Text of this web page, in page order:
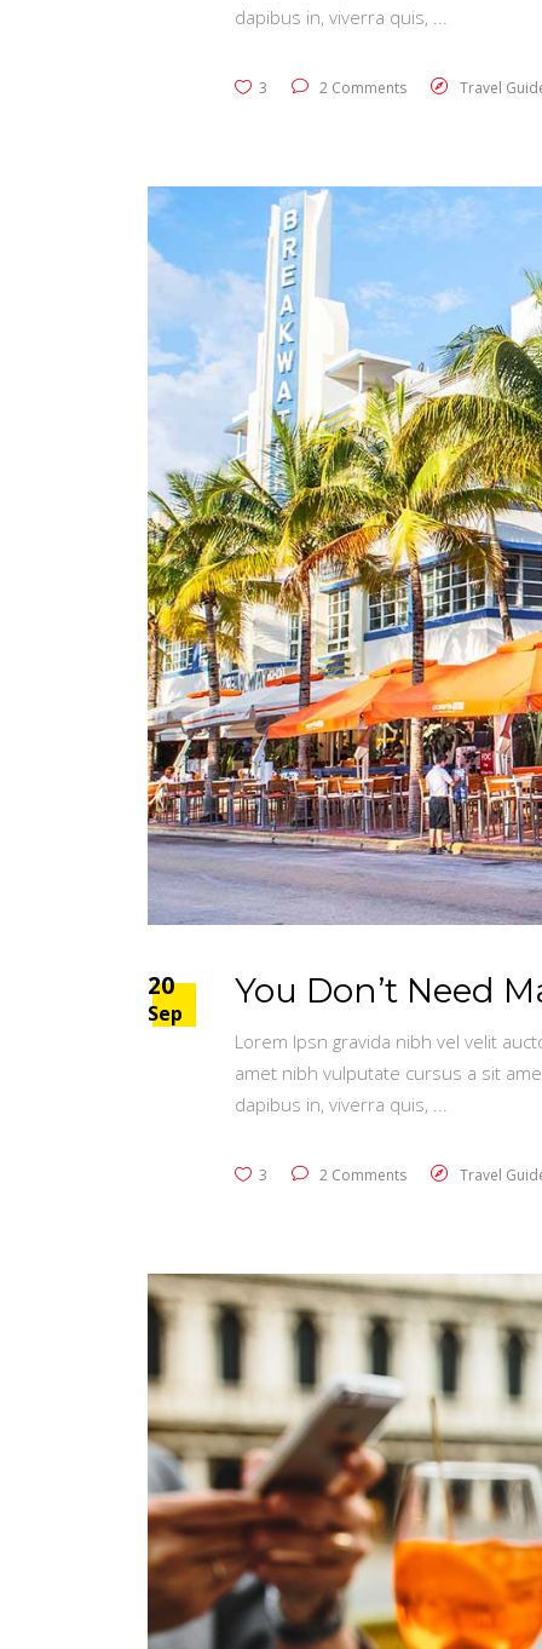
dapibus in, viverra quis,
3 2 Comments Travel
20
Sep
You Don’t Need
Lorem Ipsn gravida nibh vel velit
amet nibh vulputate cursus a sit
dapibus in, viverra quis,
3 2 Comments Travel